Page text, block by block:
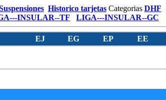
Historico tarjetas Categorias DHF
INSULAR--TF LIGA---INSULAR--GC
EJ EG EP EE